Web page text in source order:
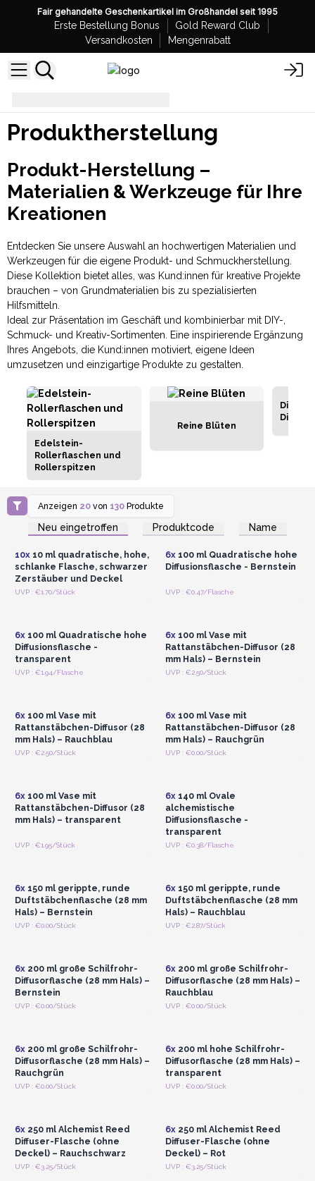
Fair gehandelte Geschenkartikel im Großhandel seit 1995
Erste Bestellung Bonus
Gold Reward Club
Versandkosten
Mengenrabatt
Produktherstellung
Produkt-Herstellung –
Materialien & Werkzeuge für Ihre
Kreationen
Entdecken Sie unsere Auswahl an hochwertigen Materialien und
Werkzeugen für die eigene Produkt- und Schmuckherstellung.
Diese Kollektion bietet alles, was Kund:innen für kreative Projekte
brauchen – von Grundmaterialien bis zu spezialisierten
Hilfsmitteln.
Ideal zur Präsentation im Geschäft und kombinierbar mit DIY-,
Schmuck- und Kreativ-Sortimenten. Eine inspirierende Ergänzung
Ihres Angebots, die Kund:innen motiviert, eigene Ideen
umzusetzen und einzigartige Produkte zu gestalten.
Edelstein-
Rollerflaschen und
Rollerspitzen
Reine Blüten
Anzeigen 20 von 130 Produkte
Neu eingetroffen Produktcode Name
Anmelden oder
Registrieren für
Großhandelspreise
10x10 ml quadratische, hohe,
schlanke Flasche, schwarzer
Zerstäuber und Deckel
UVP : €1.70/Stück
Registrieren für
Großhandelspreise
6x100 ml Quadratische hohe
Diffusionsflasche - Bernstein
UVP : €0.47/Flasche
Anmelden oder
6x100 ml Quadratische hohe
Diffusionsflasche -
transparent
UVP : €1.94/Flasche
Anmelden oder
6x100 ml Vase mit
Rattanstäbchen-Diffusor (28
mm Hals) – Bernstein
UVP : €2.50/Stück
Anmelden oder
6x100 ml Vase mit
Rattanstäbchen-Diffusor (28
mm Hals) – Rauchblau
UVP : €2.50/Stück
Anmelden oder
6x100 ml Vase mit
Rattanstäbchen-Diffusor (28
mm Hals) – Rauchgrün
UVP : €0.00/Stück
Anmelden oder
6x100 ml Vase mit
Rattanstäbchen-Diffusor (28
mm Hals) – transparent
UVP : €1.95/Stück
Anmelden oder
6x140 ml Ovale
alchemistische
Diffusionsflasche -
transparent
UVP : €0.38/Flasche
Anmelden oder
6x150 ml gerippte, runde
Duftstäbchenflasche (28 mm
Hals) – Bernstein
UVP : €0.00/Stück
Anmelden oder
6x150 ml gerippte, runde
Duftstäbchenflasche (28 mm
Hals) – Rauchblau
UVP : €2.87/Stück
Anmelden oder
6x200 ml große Schilfrohr-
Diffusorflasche (28 mm Hals) –
Bernstein
UVP : €0.00/Stück
Anmelden oder
6x200 ml große Schilfrohr-
Diffusorflasche (28 mm Hals) –
Rauchblau
UVP : €0.00/Stück
Anmelden oder
6x200 ml große Schilfrohr-
Diffusorflasche (28 mm Hals) –
Rauchgrün
UVP : €0.00/Stück
Anmelden oder
6x200 ml hohe Schilfrohr-
Diffusorflasche (28 mm Hals) –
transparent
UVP : €0.00/Stück
Anmelden oder
6x250 ml Alchemist Reed
Diffuser-Flasche (ohne
Deckel) – Rauchschwarz
UVP : €3.25/Stück
Anmelden oder
6x250 ml Alchemist Reed
Diffuser-Flasche (ohne
Deckel) – Rot
UVP : €3.25/Stück
Anmelden oder
Anmelden oder